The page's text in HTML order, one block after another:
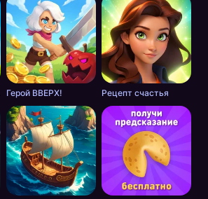
Герой ВВЕРХ! Рецепт счастья